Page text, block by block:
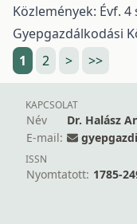
Közlemények: Évf. 4
Gyepgazdálkodási
1
2 > >>
KAPCSOLAT
Név
Dr. Halász
E-mail:
ISSN
Nyomtatott: 1785-